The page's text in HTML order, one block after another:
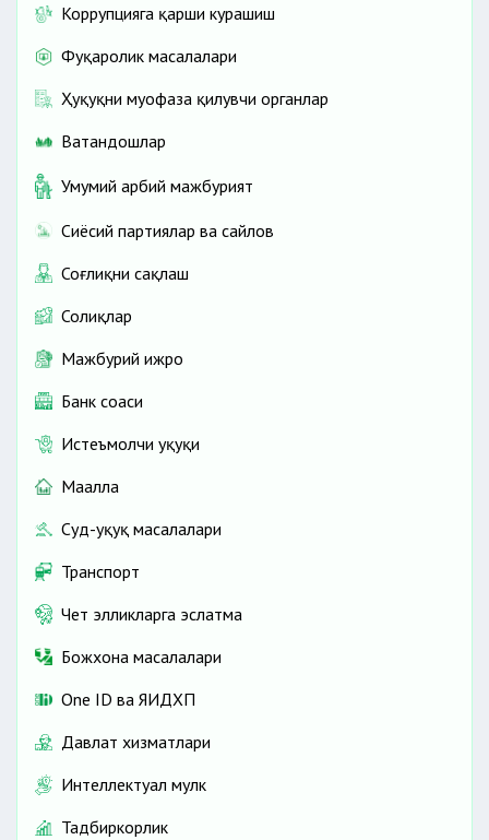
Коррупцияга қарши курашиш
Фуқаролик масалалари
Ҳуқуқни муҳофаза қилувчи органлар
Ватандошлар
Умумий ҳарбий мажбурият
Сиёсий партиялар ва сайлов
Соғлиқни сақлаш
Солиқлар
Мажбурий ижро
Банк соҳаси
Истеъмолчи ҳуқуқи
Маҳалла
Суд-ҳуқуқ масалалари
Транспорт
Чет элликларга эслатма
Божхона масалалари
One ID ва ЯИДХП
Давлат хизматлари
Интеллектуал мулк
Тадбиркорлик